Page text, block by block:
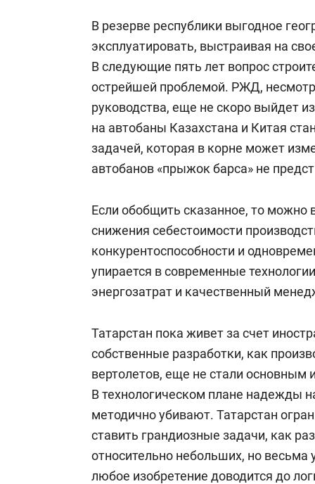
В резерве республики выгодное
эксплуатировать, выстраивая на
В следующие пять лет вопрос
острейшей проблемой. РЖД,
руководства, еще не скоро выйдет
на автобаны Казахстана и Китая
задачей, которая в корне может
автобанов «прыжок барса» не
Если обобщить сказанное, то можно
снижения себестоимости
конкурентоспособности и
упирается в современные
энергозатрат и качественный
Татарстан пока живет за счет
собственные разработки, как
вертолетов, еще не стали
В технологическом плане надежды
методично убивают. Татарстан
ставить грандиозные задачи, как
относительно небольших, но
любое изобретение доводится до